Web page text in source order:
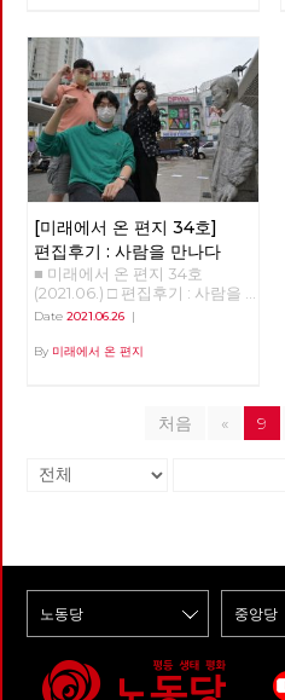
마침내 도봉산을 지나 출발지였
던 서울창포원에 도착했다. 서울
경계의 숲과 마을을 걸으며 사계
절을 다 보낸 셈이다. 지역 주민
들의 휴식을 위해서건 관광수익
을 위해서건 지자체마다 둘레길
조성 붐이 일고 있지만, 경계사
진이 걸었던 공간과 시간은 달랐
다. 23차 마지막 출사 역시 서울
둘레길이라는 경계를 벗어나, 이
재유 선생이 체포된 곳으로 추정
되는 쌍문동 야산과 전태일 열사
생가터를 방문했다. 자연의 사계
를 느낄 수 있었지만, 지워진 시
간과 감춰진 공간을 조금이나마
는 일도, 사는 지역도, 소속된 조
고, 그 만큼 길은 풍성해졌다. 되
돌아 보면, 미처 둘러보지 못하
다. 앞으로 계속 채우고 이어가
북악산과 낙산, 남산과 인왕산을
지나는 길로, 시즌1에 비해 자연
보다는 역사와 문화에 중점을 둔
다. 이른바 '경성의 재발견'이다.
정치를 아우르는 프로그램이다.
시즌2에도 많은 분들의 동행을
지역정치를 강화한다는 목표 아
래 4대 기본방침을 채택했습니
다. 첫째, 2024년 총선까지 고
려하여 2022년 대선과 지선을
전략적으로 배치, 공약과 후보를
준비한다. 둘째, 사회주의 좌파
공동대응을 추진하며, 대선의 경
우 원탁회의를 통해 긍정적 논의
결과를 끌어내며, 제진보좌파 세
든 광역당부에서 지방선거 출마
를 준비하고, 그 결과로 지방의
회에 재입성한다. 넷째, 세부적
인 계획은 선거기획단에서 준비
하고, 전국위원회에 제출한다.
당대회 준비가 시작되고 선거
대응이 시작되면서, 기관지 [미
습니다. 기성정치에 매몰된 언론
들을 보며 허수아비 논쟁과 냉소
느리게나마 우리의 길을 내는 것
이 미래를 현실에서 실천하는 올
에 지쳐 있는 현대인들은, 이미
지나간 과거를 소비하며 안정감
을 느낀답니다. 게다가 복고 문
화의 소비는 스마트폰으로 자신
의 삶을 전시하는 것이 일상화된
시대에 필요한 특별한 배경과 소
품을 마련해 줍니다. 100년 전
경성의 ‘모던보이’나 ‘모던걸’의
의상을 입고 ‘전차’를 타고 도착
한 ‘다방’에 앉아 ‘가베’를 마시는
‘경성레트로’도 그 중 하나입니
다. 가까운 과거로의 복고와 달
리, 경성레트로는 세대와 세대
사이가 아니라 해방을 경계로 시
대와 시대 사이를 뛰어넘습니다.
로부터의 해방 이후 시대에 태어
레트로가 담고 있는 민족주의 서
사에 우리가 이미 친숙한 탓입니
련되게 재해석한 당시의 경성스
지 느끼게 합니다. 그러나 경성
의 실제는 결코 친숙하지도 매력
적이지도 않았습니다. 1920년
경성에는 이미 400여개의 공장
개로 늘어납니다. 일제의 토지조
사사업으로 삶의 터전을 잃은 농
요... 어떻게 세상이 이렇게까지
됐는지, 참..." 이 대화는 소박한
자유인 후지이 모임에서 <우리
는 차별에 찬성합니다>를 읽고
토론하던 중, 휴식 시간에 모임
구성원인 박수영 동지와 나눈 것
이다. 이 책을 읽고 나서 가장 기
억에 남은 것은 책 내용보다도
위의 대화였다. 박수영 동지는
몇 번이고 미안하다고 말했다.
이상하고 괴상한 사회를 위로가
바꿀 순 없지만, 난 고마웠다. 늘
불안정한 취준생으로서 생산적
인 역할에서 도태됐다는 무의식
적 불안감과 압박감에 놓여있지
만, 박수영 동지의 말은 정말 큰
힘이 되고 있다. 우리는 어떻게
해야 서로의 손을 잡을 수 있을
회 꼬락서니는 개판이었다. 이
책에 등장하는 청년들은 철저하
적대시한다. 정규직과 비정규직,
사회 속에서 서로의 손을 잡지
못하고 이렇게 ‘적’이 된 이유가
능력주의라고 지적한다. 새삼
가 누굴 걱정해”처럼 청년들이
서로에게 무심한 건 알았다(물
[미래에서 온 편지 34호]
편집후기 : 사람을 만나다
■ 미래에서 온 편지 34호
(2021.06.) □ 편집후기 : 사람을
만나다 적야 사람을 만나다.
원 000입니다”로 시작하는 기
받는 사람)를 섭외하고 만나는
가들이 많다는 것을 새삼 느낀
다. 34호에서는 청소년청년위
생 당원이다. 4월 산업재해로 죽
청년 노동자의 이야기를 듣고 싶
었다. 부슬부슬 비가 내리는 전
태일 다리에서 이동 노동자의 오
토바이 소리와 함께, 노동당 청
Date 2021.06.26 |
By 미래에서 온 편지
처음 « 9